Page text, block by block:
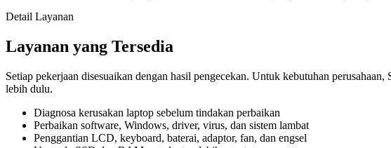
Detail Layanan
Layanan yang Tersedia
Setiap pekerjaan disesuaikan dengan hasil pengecekan. Untuk kebutuhan
lebih dulu.
Diagnosa kerusakan laptop sebelum tindakan perbaikan
Perbaikan software, Windows, driver, virus, dan sistem lambat
Penggantian LCD, keyboard, baterai, adaptor, fan, dan engsel